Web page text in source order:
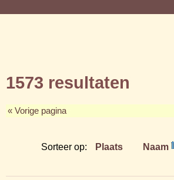
1573 resultaten
« Vorige pagina
Sorteer op: Plaats Naam